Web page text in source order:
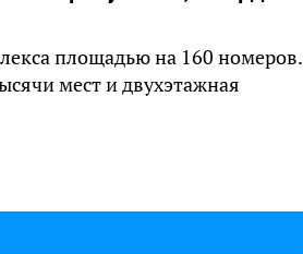
площадью на 160 номеров.
мест и двухэтажная